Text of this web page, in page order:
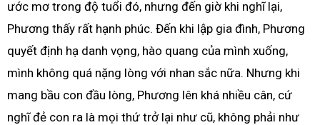
ước mơ trong độ tuổi đó, nhưng đến giờ khi nghĩ lại,
Phương thấy rất hạnh phúc. Đến khi lập gia đình, Phương
quyết định hạ danh vọng, hào quang của mình xuống,
mình không quá nặng lòng với nhan sắc nữa. Nhưng khi
mang bầu con đầu lòng, Phương lên khá nhiều cân, cứ
nghĩ đẻ con ra là mọi thứ trở lại như cũ, không phải như